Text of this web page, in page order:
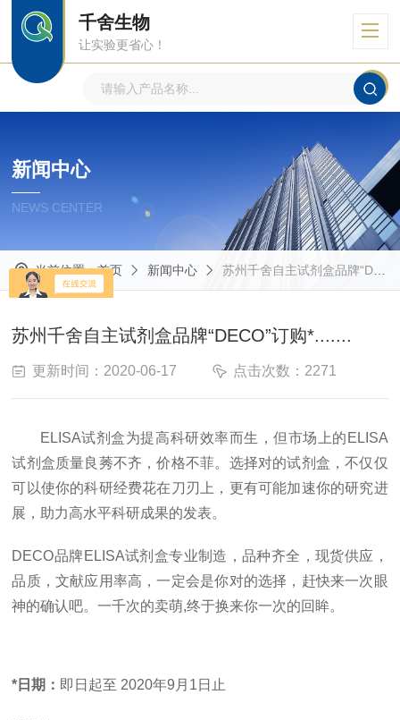
千舍生物
让实验更省心！
新闻中心
NEWS CENTER
当前位置：首页 新闻中心 苏州千舍自主试剂盒品牌“DECO”订购*.......
苏州千舍自主试剂盒品牌“DECO”订购*.......
更新时间：2020-06-17 点击次数：2271
ELISA试剂盒为提高科研效率而生，但市场上的ELISA
试剂盒质量良莠不齐，价格不菲。选择对的试剂盒，不仅仅
可以使你的科研经费花在刀刃上，更有可能加速你的研究进
展，助力高水平科研成果的发表。
DECO品牌ELISA试剂盒专业制造，品种齐全，现货供应，
品质，文献应用率高，一定会是你对的选择，赶快来一次眼
神的确认吧。一千次的卖萌,终于换来你一次的回眸。
*日期： 即日起至 2020年9月1日止